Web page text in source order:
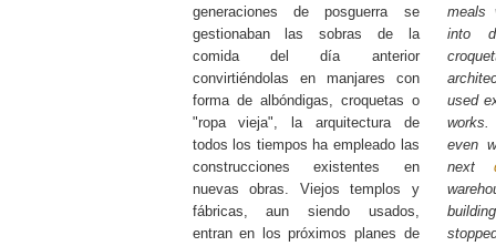
generaciones de posguerra se
gestionaban las sobras de la
comida del día anterior
convirtiéndolas en manjares con
forma de albóndigas, croquetas o
"ropa vieja", la arquitectura de
todos los tiempos ha empleado las
construcciones existentes en
nuevas obras. Viejos templos y
fábricas, aun siendo usados,
entran en los próximos planes de
meals
into
used
works.
even
next